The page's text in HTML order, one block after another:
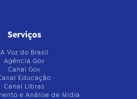
Serviços
A Voz do Brasil
Agência Gov
Canal Gov
Educação
Canal Libras
e Análise de Mídia